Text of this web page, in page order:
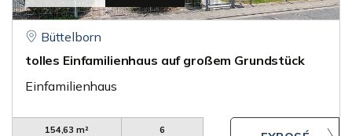
Büttelborn
tolles Einfamilienhaus auf großem Grundstück
Einfamilienhaus
154,63 m²
6